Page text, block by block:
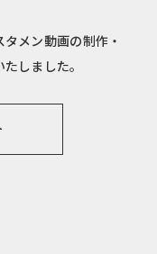
メン動画の制作・
しました。